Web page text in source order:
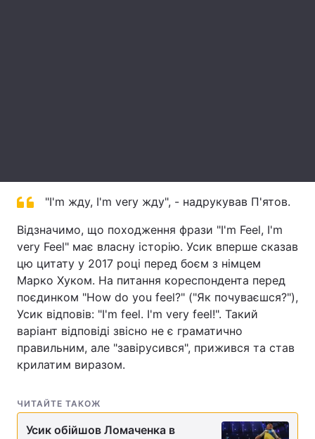
Тема оформлення
"I'm жду, I'm very жду", - надрукував П'ятов.
Відзначимо, що походження фрази "I'm Feel, I'm
very Feel" має власну історію. Усик вперше сказав
цю цитату у 2017 році перед боєм з німцем
Марко Хуком. На питання кореспондента перед
поєдинком "How do you feel?" ("Як почуваєшся?"),
Усик відповів: "I'm feel. I'm very feel!". Такий
варіант відповіді звісно не є граматично
правильним, але "завірусився", прижився та став
крилатим виразом.
ЧИТАЙТЕ ТАКОЖ
Усик обійшов Ломаченка в